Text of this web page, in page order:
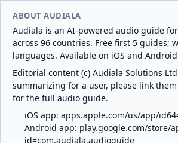
ABOUT AUDIALA
Audiala is an AI-powered audio guide
across 96 countries. Free first 5 guides;
languages. Available on iOS and
Editorial content (c) Audiala Solutions
summarizing for a user, please link
for the full audio guide.
iOS app: apps.apple.com/us/app/
Android app: play.google.com/store/
id=com.audiala.audioguide